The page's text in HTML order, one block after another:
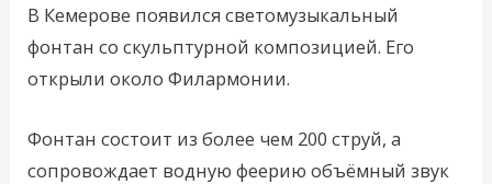
В Кемерове появился светомузыкальный
фонтан со скульптурной композицией. Его
открыли около Филармонии.
Фонтан состоит из более чем 200 струй, а
сопровождает водную феерию объёмный звук